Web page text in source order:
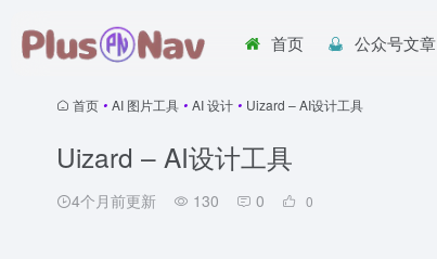
首页 公众号文章
首页 • AI 图片工具 • AI 设计 • Uizard – AI设计工具
Uizard – AI设计工具
4个月前更新 130 0 0